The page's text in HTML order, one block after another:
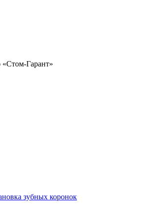
«Стом-Гарант»
зубных коронок